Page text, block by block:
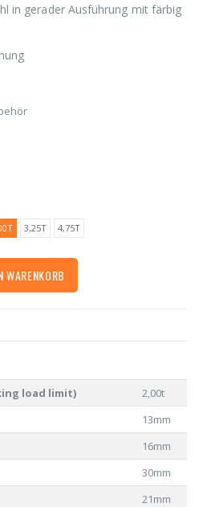
in gerader Ausführung mit färbig
3,25T 4,75T
WARENKORB
load limit)
2,00t
13mm
16mm
30mm
21mm